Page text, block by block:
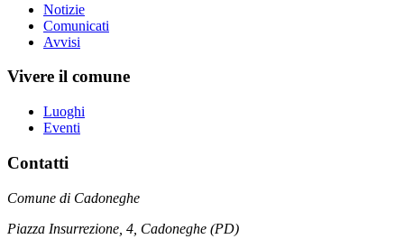
Notizie
Comunicati
Avvisi
Vivere il comune
Luoghi
Eventi
Contatti
Comune di Cadoneghe
Piazza Insurrezione, 4, Cadoneghe (PD)